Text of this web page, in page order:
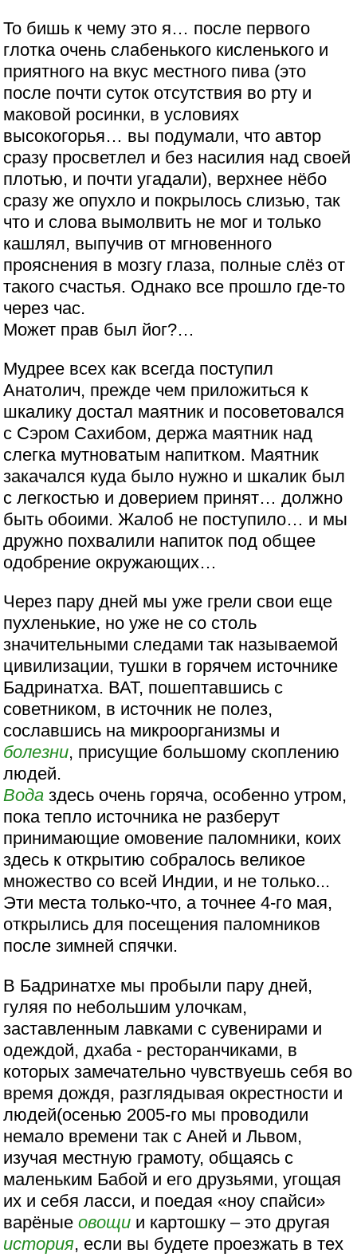
То бишь к чему это я… после первого
глотка очень слабенького кисленького и
приятного на вкус местного пива (это
после почти суток отсутствия во рту и
маковой росинки, в условиях
высокогорья… вы подумали, что автор
сразу просветлел и без насилия над своей
плотью, и почти угадали), верхнее нёбо
сразу же опухло и покрылось слизью, так
что и слова вымолвить не мог и только
кашлял, выпучив от мгновенного
прояснения в мозгу глаза, полные слёз от
такого счастья. Однако все прошло где-то
через час.
Может прав был йог?…
Мудрее всех как всегда поступил
Анатолич, прежде чем приложиться к
шкалику достал маятник и посоветовался
с Сэром Сахибом, держа маятник над
слегка мутноватым напитком. Маятник
закачался куда было нужно и шкалик был
с легкостью и доверием принят… должно
быть обоими. Жалоб не поступило… и мы
дружно похвалили напиток под общее
одобрение окружающих…
Через пару дней мы уже грели свои еще
пухленькие, но уже не со столь
значительными следами так называемой
цивилизации, тушки в горячем источнике
Бадринатха. ВАТ, пошептавшись с
советником, в источник не полез,
сославшись на микроорганизмы и
болезни, присущие большому скоплению
людей.
Вода здесь очень горяча, особенно утром,
пока тепло источника не разберут
принимающие омовение паломники, коих
здесь к открытию собралось великое
множество со всей Индии, и не только...
Эти места только-что, а точнее 4-го мая,
открылись для посещения паломников
после зимней спячки.
В Бадринатхе мы пробыли пару дней,
гуляя по небольшим улочкам,
заставленным лавками с сувенирами и
одеждой, дхаба - ресторанчиками, в
которых замечательно чувствуешь себя во
время дождя, разглядывая окрестности и
людей(осенью 2005-го мы проводили
немало времени так с Аней и Львом,
изучая местную грамоту, общаясь с
маленьким Бабой и его друзьями, угощая
их и себя ласси, и поедая «ноу спайси»
варёныеовощи и картошку – это другая
история, если вы будете проезжать в тех